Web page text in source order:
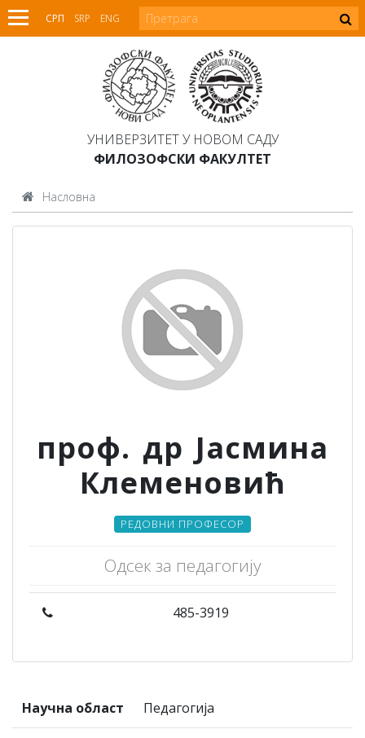
СРП SRP ENG
УНИВЕРЗИТЕТ У НОВОМ САДУ
ФИЛОЗОФСКИ ФАКУЛТЕТ
Насловна
проф. др Јасмина
Клеменовић
РЕДОВНИ ПРОФЕСОР
Одсек за педагогију
485-3919
Научна област Педагогија